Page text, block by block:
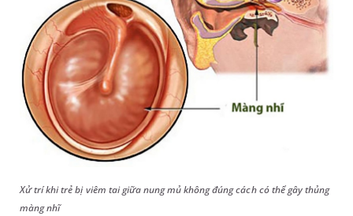
Xử trí khi trẻ bị viêm tai giữa nung mủ không đúng cách có thể gây thủng
màng nhĩ